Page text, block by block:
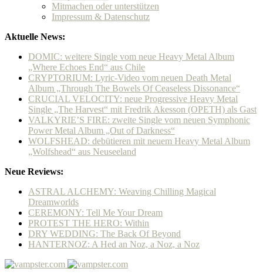
Mitmachen oder unterstützen
Impressum & Datenschutz
Aktuelle News:
DOMIC: weitere Single vom neue Heavy Metal Album
„Where Echoes End“ aus Chile
CRYPTORIUM: Lyric-Video vom neuen Death Metal
Album „Through The Bowels Of Ceaseless Dissonance“
CRUCIAL VELOCITY: neue Progressive Heavy Metal
Single „The Harvest“ mit Fredrik Akesson (OPETH) als Gast
VALKYRIE’S FIRE: zweite Single vom neuen Symphonic
Power Metal Album „Out of Darkness“
WOLFSHEAD: debütieren mit neuem Heavy Metal Album
„Wolfshead“ aus Neuseeland
Neue Reviews:
ASTRAL ALCHEMY: Weaving Chilling Magical
Dreamworlds
CEREMONY: Tell Me Your Dream
PROTEST THE HERO: Within
DRY WEDDING: The Back Of Beyond
HANTERNOZ: A Hed an Noz, a Noz, a Noz